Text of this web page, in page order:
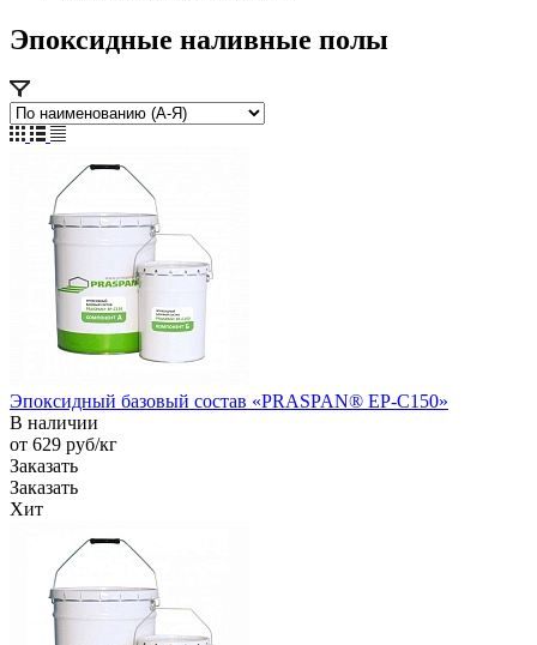
Эпоксидные наливные полы
Эпоксидный базовый состав «PRASPAN® EP-C150»
В наличии
от 629 руб/кг
Заказать
Заказать
Хит